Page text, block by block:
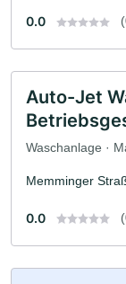
0.0
Auto-Jet
Waschanlage ·
Memminger
0.0